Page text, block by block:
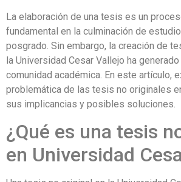
La elaboración de una tesis es un
fundamental en la culminación de
posgrado. Sin embargo, la creación de
la Universidad Cesar Vallejo ha
comunidad académica. En este artículo,
problemática de las tesis no originales
sus implicancias y posibles soluciones.
¿Qué es una tesis
en Universidad